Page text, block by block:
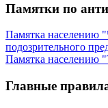
Памятки по
Памятка населению
подозрительного
Памятка населению
Главные